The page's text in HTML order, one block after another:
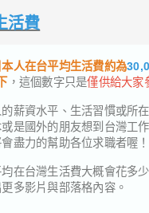
活費
本人在台平均生活費約為
，這個數字只是僅供給大家
薪資水平、生活習慣或所
是國外的朋友想到台灣工
盡力的幫助各位求職者喔！
在台灣生活費大概會花多
多影片與部落格內容。